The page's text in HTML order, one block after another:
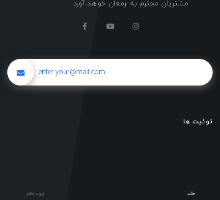
مشتریان محترم به ارمغان خواهد آورد.
توئیت ها
خانه
نمونه کار